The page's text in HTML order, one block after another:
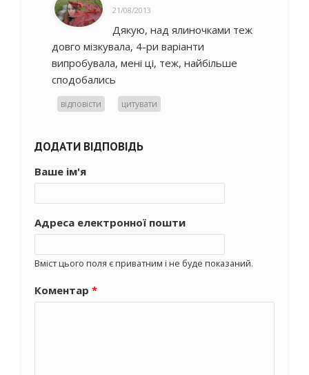
21/08/2013
Дякую, над ялиночками теж
довго мізкувала, 4-ри варіанти
випробувала, мені ці, теж, найбільше
сподобались
відповісти цитувати
ДОДАТИ ВІДПОВІДЬ
Ваше ім'я
Адреса електронної пошти
Вміст цього поля є приватним і не буде показаний.
Коментар *